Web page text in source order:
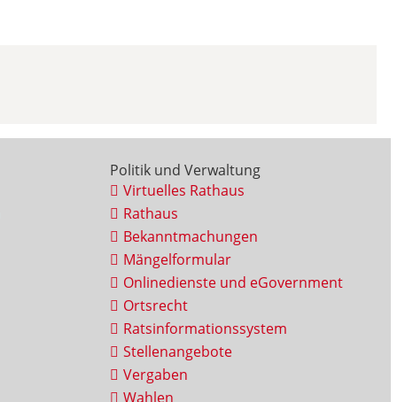
Politik und Verwaltung
Virtuelles Rathaus
Rathaus
Bekanntmachungen
Mängelformular
Onlinedienste und eGovernment
Ortsrecht
Ratsinformationssystem
Stellenangebote
Vergaben
Wahlen